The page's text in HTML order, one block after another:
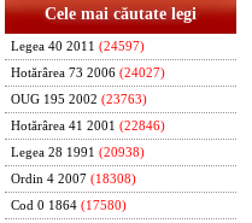
Cele mai căutate legi
Legea 40 2011 (24597)
Hotărârea 73 2006 (24027)
OUG 195 2002 (23763)
Hotărârea 41 2001 (22846)
Legea 28 1991 (20938)
Ordin 4 2007 (18308)
Cod 0 1864 (17580)